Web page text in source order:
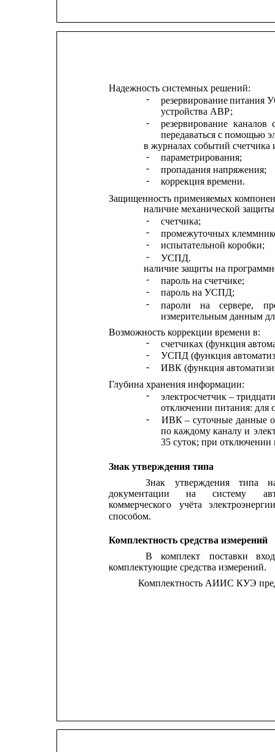
Надежность системных решений:
-
резервирование питания
устройства АВР;
-
резервирование каналов
передаваться с помощью
в журналах событий
-
параметрирования;
-
пропадания напряжения;
-
коррекция времени.
Защищенность применяемых
наличие механической
-
счетчика;
-
промежуточных
-
испытательной коробки;
-
УСПД.
наличие защиты на
-
пароль на счетчике;
-
пароль на УСПД;
-
пароли на сервере,
измерительным данным
Возможность коррекции времени в:
-
счетчиках (функция
-
УСПД (функция
-
ИВК (функция
Глубина хранения информации:
-
электросчетчик –
отключении питания: для
-
ИВК – суточные данные о
по каждому каналу и
35 суток; при отключении
Знак утверждения типа
Знак
утверждения типа
документации на систему
коммерческого
учёта
электроэнергии
способом.
Комплектность средства измерений
В
комплект поставки
комплектующие средства измерений.
Комплектность АИИС КУЭ